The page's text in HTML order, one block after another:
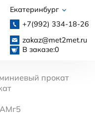
Екатеринбург
+7(992) 334-18-26
zakaz@met2met.ru
В заказе:0
прокат